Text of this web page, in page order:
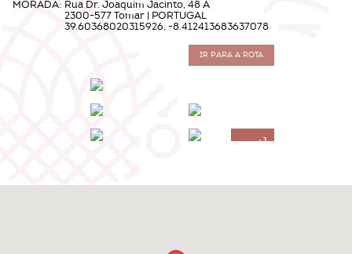
MORADA: Rua Dr. Joaquim Jacinto, 48 A
2300-577 Tomar | PORTUGAL
39.60368020315926, -8.412413683637078
IR PARA A ROTA
+1